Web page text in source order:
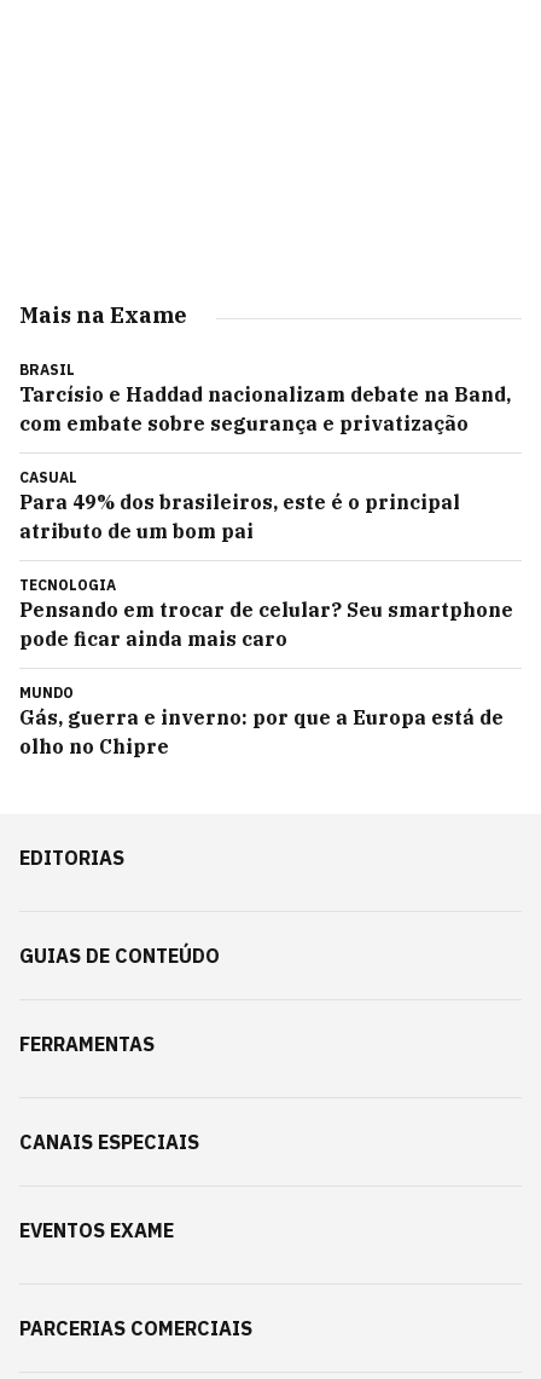
Mais na Exame
BRASIL
Tarcísio e Haddad nacionalizam debate na Band,
com embate sobre segurança e privatização
CASUAL
Para 49% dos brasileiros, este é o principal
atributo de um bom pai
TECNOLOGIA
Pensando em trocar de celular? Seu smartphone
pode ficar ainda mais caro
MUNDO
Gás, guerra e inverno: por que a Europa está de
olho no Chipre
EDITORIAS
GUIAS DE CONTEÚDO
FERRAMENTAS
CANAIS ESPECIAIS
EVENTOS EXAME
PARCERIAS COMERCIAIS